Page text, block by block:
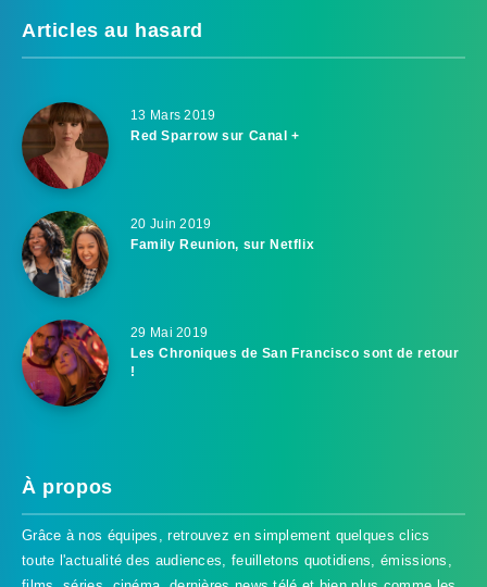
Articles au hasard
13 Mars 2019
Red Sparrow sur Canal +
20 Juin 2019
Family Reunion, sur Netflix
29 Mai 2019
Les Chroniques de San Francisco sont de retour
!
À propos
Grâce à nos équipes, retrouvez en simplement quelques clics
toute l'actualité des audiences, feuilletons quotidiens, émissions,